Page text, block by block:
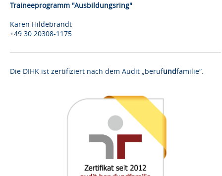
Traineeprogramm "Ausbildungsring"
Karen Hildebrandt
+49 30 20308-1175
Die DIHK ist zertifiziert nach dem Audit „berufundfamilie“.